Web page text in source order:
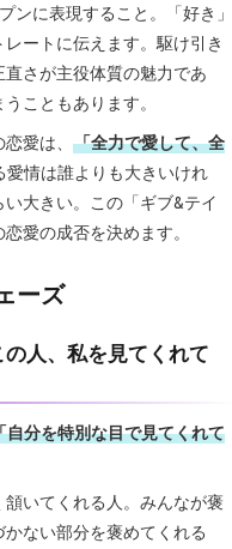
ンに表現すること。「好き」
ートに伝えます。駆け引き
さが主役体質の魅力であ
こともあります。
愛は、 「全力で愛して、全
愛情は誰よりも大きいけれ
大きい。この「ギブ&テイ
愛の成否を決めます。
ーズ
人、私を見てくれて
自分を特別な目で見てくれて
いてくれる人。みんなが褒
ない部分を褒めてくれる